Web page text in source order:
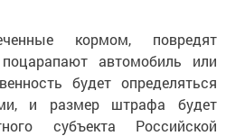
кормом, повредят
автомобиль или
будет определяться
и размер штрафа будет
субъекта Российской